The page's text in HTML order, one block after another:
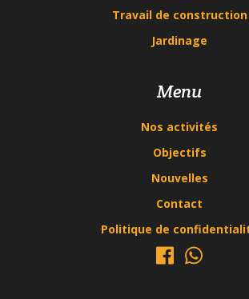
Travail de construction
Jardinage
Menu
Nos activités
Objectifs
Nouvelles
Contact
Politique de